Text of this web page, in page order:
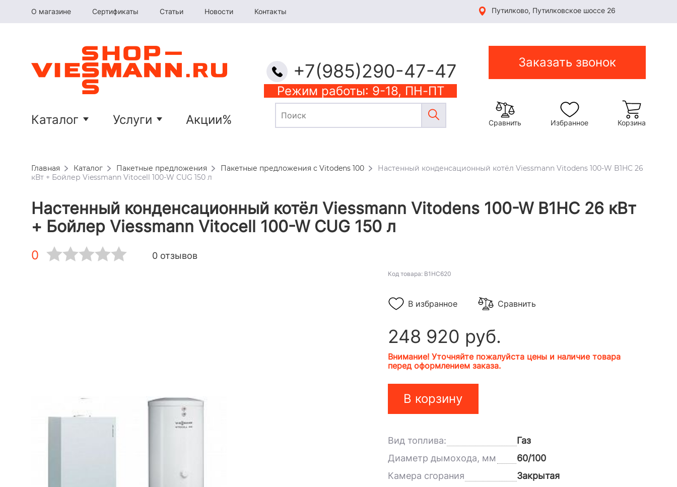
О магазине Сертификаты Статьи Новости Контакты Путилково, Путилковское шоссе 26
Каталог Услуги Акции%
+7(985)290-47-47
Режим работы: 9-18, ПН-ПТ
Заказать звонок
Сравнить Избранное Корзина
Главная Каталог Пакетные предложения Пакетные предложения с Vitodens 100
Настенный конденсационный котёл Viessmann Vitodens 100-W B1HC 26
кВт + Бойлер Viessmann Vitocell 100-W CUG 150 л
Настенный конденсационный котёл Viessmann Vitodens 100-W B1HC 26 кВт
+ Бойлер Viessmann Vitocell 100-W CUG 150 л
0 0 отзывов
Код товара: B1HC620
В избранное Сравнить
248 920 руб.
Внимание! Уточняйте пожалуйста цены и наличие товара
перед оформлением заказа.
В корзину
Вид топлива:
Газ
Диаметр дымохода, мм
60/100
Камера сгорания
Закрытая